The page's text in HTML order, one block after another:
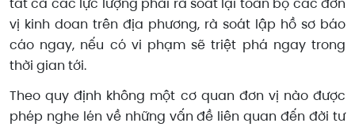
vị kinh doan trên địa phương, rà soát lập hồ sơ báo
cáo ngay, nếu có vi phạm sẽ triệt phá ngay trong
thời gian tới.
Theo quy định không một cơ quan đơn vị nào được
phép nghe lén về những vấn đề liên quan đến đời tư